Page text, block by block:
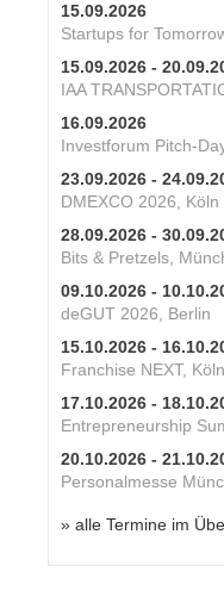
15.09.2026
Startups for
15.09.2026 -
IAA
16.09.2026
Investforum Pitch-
23.09.2026 -
DMEXCO 2026, Köln
28.09.2026 -
Bits & Pretzels,
09.10.2026 -
deGUT 2026, Berlin
15.10.2026 -
Franchise NEXT, Köln
17.10.2026 -
Entrepreneurship
20.10.2026 -
Personalmesse
» alle Termine im